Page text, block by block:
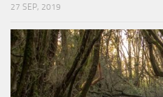
27 SEP, 2019